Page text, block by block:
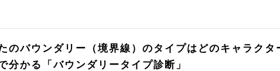
のバウンダリー（境界線）のタイプはどのキャラク
分かる「バウンダリータイプ診断」